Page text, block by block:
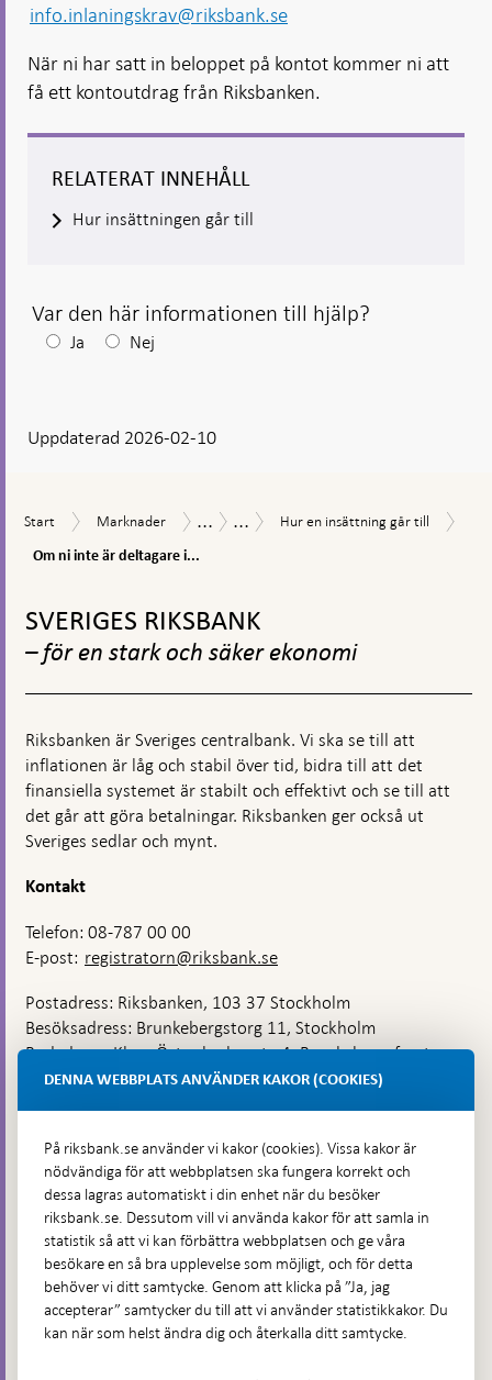
info.inlaningskrav@riksbank.se
När ni har satt in beloppet på kontot kommer ni att
få ett kontoutdrag från Riksbanken.
RELATERAT INNEHÅLL
Hur insättningen går till
Var den här informationen till hjälp?
Efter
visas
Ja Nej
Uppdaterad 2026-02-10
Start
Start Marknader
Marknader
Räntefri
...
För
inlåningskravet
...
Hur
Hur en insättning går till
Om ni inte är deltagare i...
toppnavigation
SVERIGES RIKSBANK
– för en stark och säker ekonomi
Riksbanken är Sveriges centralbank. Vi ska se till att
inflationen är låg och stabil över tid, bidra till att det
finansiella systemet är stabilt och effektivt och se till att
det går att göra betalningar. Riksbanken ger också ut
Sveriges sedlar och mynt.
Kontakt
Telefon: 08-787 00 00
E-post: registratorn@riksbank.se
Postadress: Riksbanken, 103 37 Stockholm
Besöksadress: Brunkebergstorg 11, Stockholm
Budadress: Klara Östra kyrkogata 4, Brunkebergsfaret,
Lastplats 6
Hitta direkt
Frågor och svar-
Öppnas
i
ny
flik
Till Riksbankens webbarkiv-
Öppnas
i
ny
Presskontakt
Integritetspolicy
DENNA WEBBPLATS ANVÄNDER KAKOR (COOKIES)
På riksbank.se använder vi kakor (cookies). Vissa kakor är
nödvändiga för att webbplatsen ska fungera korrekt och
dessa lagras automatiskt i din enhet när du besöker
riksbank.se. Dessutom vill vi använda kakor för att samla in
statistik så att vi kan förbättra webbplatsen och ge våra
besökare en så bra upplevelse som möjligt, och för detta
behöver vi ditt samtycke. Genom att klicka på ”Ja, jag
accepterar” samtycker du till att vi använder statistikkakor. Du
kan när som helst ändra dig och återkalla ditt samtycke.